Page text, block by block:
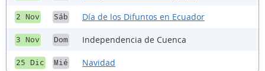
2 Nov Sáb Día de los Difuntos en Ecuador
3 Nov Dom Independencia de Cuenca
25 Dic Mié Navidad